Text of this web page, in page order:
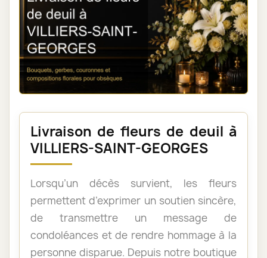
Livraison de fleurs de deuil à
VILLIERS-SAINT-GEORGES
Lorsqu’un décès survient, les fleurs
permettent d’exprimer un soutien sincère,
de transmettre un message de
condoléances et de rendre hommage à la
personne disparue. Depuis notre boutique